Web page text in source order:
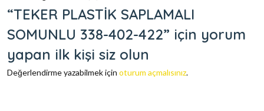
“TEKER PLASTİK SAPLAMALI
SOMUNLU 338-402-422” için yorum
yapan ilk kişi siz olun
Değerlendirme yazabilmek için oturum açmalısınız.